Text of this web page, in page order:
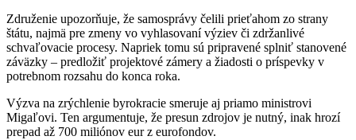
Združenie upozorňuje, že samosprávy čelili prieťahom zo strany
štátu, najmä pre zmeny vo vyhlasovaní výziev či zdržanlivé
schvaľovacie procesy. Napriek tomu sú pripravené splniť stanovené
záväzky – predložiť projektové zámery a žiadosti o príspevky v
potrebnom rozsahu do konca roka.
Výzva na zrýchlenie byrokracie smeruje aj priamo ministrovi
Migaľovi. Ten argumentuje, že presun zdrojov je nutný, inak hrozí
prepad až 700 miliónov eur z eurofondov.